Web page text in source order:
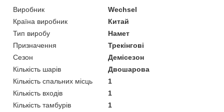
Виробник
Wechsel
Країна виробник
Китай
Тип виробу
Намет
Призначення
Трекінгові
Сезон
Демісезон
Кількість шарів
Двошарова
Кількість спальних місць
1
Кількість входів
1
Кількість тамбурів
1